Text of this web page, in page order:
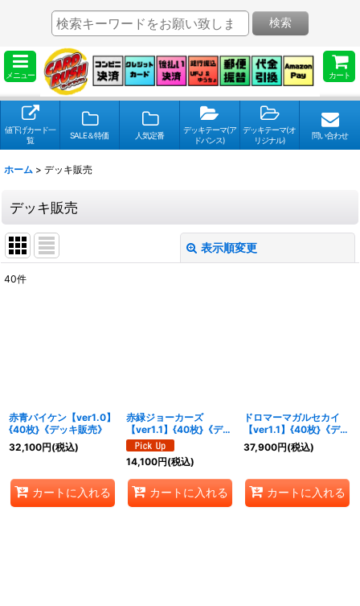
メニュー カート
検索
値下げカード一
覧
SALE＆特価 人気定番
デッキテーマ(ア
ドバンス)
デッキテーマ(オ
リジナル)
問い合わせ
ホーム > デッキ販売
デッキ販売
表示順変更
40件
赤青バイケン【ver1.0】
{40枚}《デッキ販売》
32,100円(税込)
カートに入れる
赤緑ジョーカーズ
【ver1.1】{40枚}《デッ
キ販売》
14,100円(税込)
カートに入れる
ドロマーマガルセカイ
【ver1.1】{40枚}《デッ
キ販売》
37,900円(税込)
カートに入れる